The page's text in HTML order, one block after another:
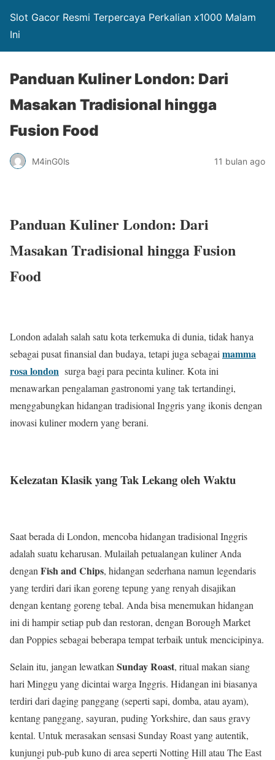
Slot Gacor Resmi Terpercaya Perkalian x1000 Malam
Ini
Panduan Kuliner London: Dari
Masakan Tradisional hingga
Fusion Food
M4inG0ls 11 bulan ago
Panduan Kuliner London: Dari
Masakan Tradisional hingga Fusion
Food
London adalah salah satu kota terkemuka di dunia, tidak hanya
sebagai pusat finansial dan budaya, tetapi juga sebagai mamma
rosa london surga bagi para pecinta kuliner. Kota ini
menawarkan pengalaman gastronomi yang tak tertandingi,
menggabungkan hidangan tradisional Inggris yang ikonis dengan
inovasi kuliner modern yang berani.
Kelezatan Klasik yang Tak Lekang oleh Waktu
Saat berada di London, mencoba hidangan tradisional Inggris
adalah suatu keharusan. Mulailah petualangan kuliner Anda
denganFish and Chips, hidangan sederhana namun legendaris
yang terdiri dari ikan goreng tepung yang renyah disajikan
dengan kentang goreng tebal. Anda bisa menemukan hidangan
ini di hampir setiap pub dan restoran, dengan Borough Market
dan Poppies sebagai beberapa tempat terbaik untuk mencicipinya.
Selain itu, jangan lewatkanSunday Roast, ritual makan siang
hari Minggu yang dicintai warga Inggris. Hidangan ini biasanya
terdiri dari daging panggang (seperti sapi, domba, atau ayam),
kentang panggang, sayuran, puding Yorkshire, dan saus gravy
kental. Untuk merasakan sensasi Sunday Roast yang autentik,
kunjungi pub-pub kuno di area seperti Notting Hill atau The East